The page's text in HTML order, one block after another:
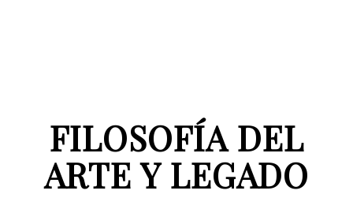
FILOSOFÍA DEL
ARTE Y LEGADO